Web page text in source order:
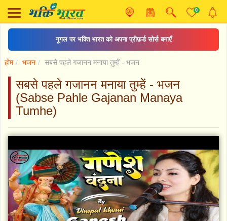
0
गूगल पर भक्ति भारत को अपना प्रीफ़र्ड सोर्स बनाएँ
होम भजन सबसे पहले गजानन मनाया तुम्हें - भजन
सबसे पहले गजानन मनाया तुम्हें - भजन
(Sabse Pahle Gajanan Manaya
Tumhe)